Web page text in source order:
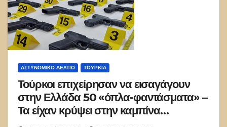
ΑΣΤΥΝΟΜΙΚΌ ΔΕΛΤΊΟ ΤΟΥΡΚΊΑ
Τούρκοι επιχείρησαν να εισαγάγουν
στην Ελλάδα 50 «όπλα-φαντάσματα» –
Τα είχαν κρύψει στην καμπίνα
φορτηγού